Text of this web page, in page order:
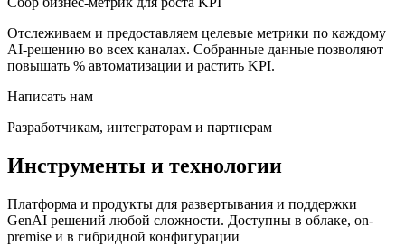
Отслеживаем и предоставляем целевые метрики по каждому
AI-решению во всех каналах. Собранные данные позволяют
повышать % автоматизации и растить KPI.
Написать нам
Разработчикам, интеграторам и партнерам
Инструменты и технологии
Платформа и продукты для развертывания и поддержки
GenAI решений любой сложности. Доступны в облаке, on-
premise и в гибридной конфигурации